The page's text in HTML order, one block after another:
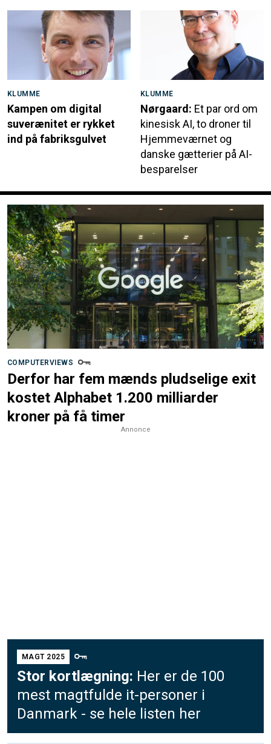
KLUMME
Kampen om digital
suverænitet er rykket
ind på fabriksgulvet
KLUMME
Nørgaard: Et par ord om
kinesisk AI, to droner til
Hjemmeværnet og
danske gætterier på AI-
besparelser
COMPUTERVIEWS
Derfor har fem mænds pludselige exit
kostet Alphabet 1.200 milliarder
kroner på få timer
Annonce
MAGT 2025
Stor kortlægning: Her er de 100
mest magtfulde it-personer i
Danmark - se hele listen her